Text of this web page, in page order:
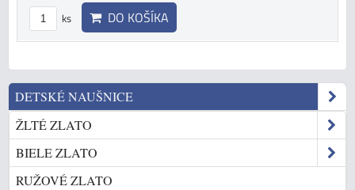
ks DO KOŠÍKA
DETSKÉ NAUŠNICE
ŽLTÉ ZLATO
BIELE ZLATO
RUŽOVÉ ZLATO